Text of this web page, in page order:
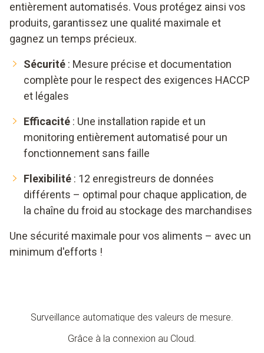
entièrement automatisés. Vous protégez ainsi vos
produits, garantissez une qualité maximale et
gagnez un temps précieux.
Sécurité : Mesure précise et documentation
complète pour le respect des exigences HACCP
et légales
Efficacité : Une installation rapide et un
monitoring entièrement automatisé pour un
fonctionnement sans faille
Flexibilité : 12 enregistreurs de données
différents – optimal pour chaque application, de
la chaîne du froid au stockage des marchandises
Une sécurité maximale pour vos aliments – avec un
minimum d'efforts !
Surveillance automatique des valeurs de mesure.
Grâce à la connexion au Cloud.